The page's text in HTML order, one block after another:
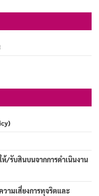
ห้/รับสินบนจากการดำเนินงาน
วามเสี่ยงการทุจริตและ